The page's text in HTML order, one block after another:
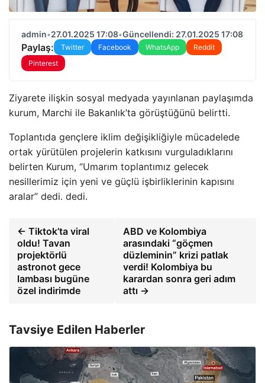
admin•27.01.2025 17:08•Güncellendi: 27.01.2025 17:08
Paylaş: Twitter Facebook WhatsApp
Reddit
Pinterest
Ziyarete ilişkin sosyal medyada yayınlanan paylaşımda
kurum, Marchi ile Bakanlık’ta görüştüğünü belirtti.
Toplantıda gençlere iklim değişikliğiyle mücadelede
ortak yürütülen projelerin katkısını vurguladıklarını
belirten Kurum, “Umarım toplantımız gelecek
nesillerimiz için yeni ve güçlü işbirliklerinin kapısını
aralar” dedi. dedi.
← Tiktok’ta viral
oldu! Tavan
projektörlü
astronot gece
lambası bugüne
özel indirimde
ABD ve Kolombiya
arasındaki “göçmen
düzleminin” krizi patlak
verdi! Kolombiya bu
karardan sonra geri adım
attı →
Tavsiye Edilen Haberler